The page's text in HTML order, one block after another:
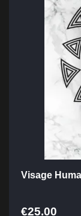
Visage
€25.00